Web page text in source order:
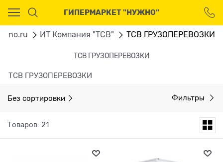
ГИПЕРМАРКЕТ "НУЖНО"
ИТ Компания "ТСВ" ТСВ ГРУЗОПЕРЕВОЗКИ
ТСВ ГРУЗОПЕРЕВОЗКИ
ТСВ ГРУЗОПЕРЕВОЗКИ
Без сортировки Фильтры
Товаров: 21
Ваш город - Москва,
угадали?
ДА НЕТ